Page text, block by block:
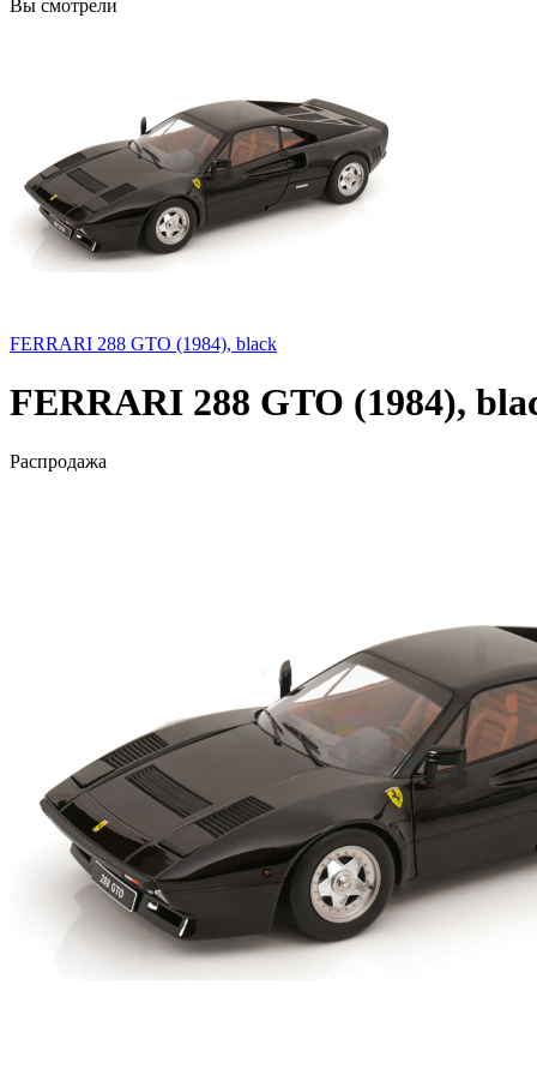
Вы смотрели
FERRARI 288 GTO (1984), black
FERRARI 288 GTO (1984),
Распродажа